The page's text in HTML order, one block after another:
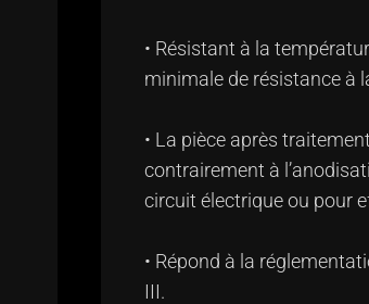
• Résistant à la
minimale de résistance à
• La pièce après
contrairement à
circuit électrique ou pour
• Répond à la
III.